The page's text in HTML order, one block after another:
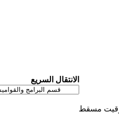
الانتقال السريع
مسقط